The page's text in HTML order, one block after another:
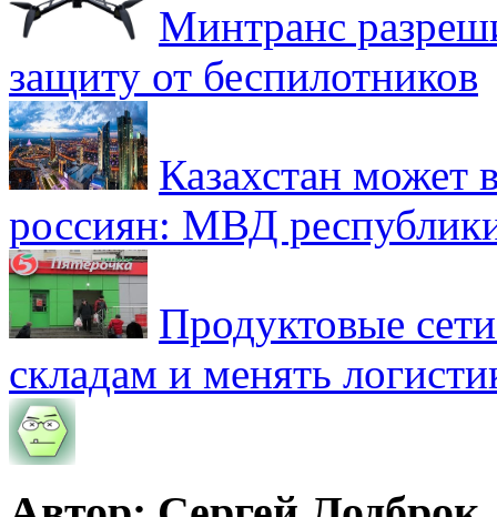
Минтранс
защиту от беспилотников
Казахстан может
россиян: МВД
Продуктовые
складам и менять